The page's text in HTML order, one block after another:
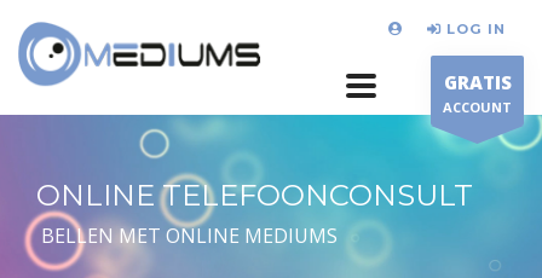
LOG IN
GRATIS
ACCOUNT
ONLINE TELEFOONCONSULT
BELLEN MET ONLINE MEDIUMS